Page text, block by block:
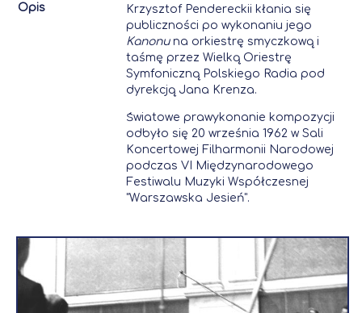
Opis
Krzysztof Pendereckii kłania się
publiczności po wykonaniu jego
Kanonu na orkiestrę smyczkową i
taśmę przez Wielką Oriestrę
Symfoniczną Polskiego Radia pod
dyrekcją Jana Krenza.
Światowe prawykonanie kompozycji
odbyło się 20 września 1962 w Sali
Koncertowej Filharmonii Narodowej
podczas VI Międzynarodowego
Festiwalu Muzyki Współczesnej
"Warszawska Jesień".